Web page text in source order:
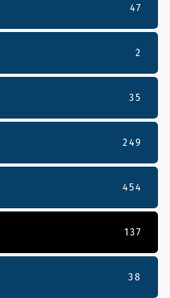
47
2
35
249
454
137
38